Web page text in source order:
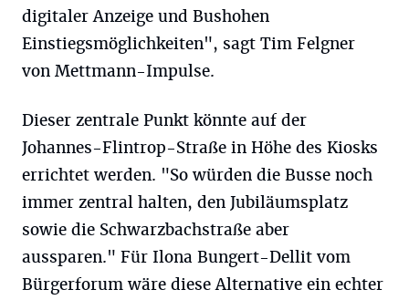
digitaler Anzeige und Bushohen
Einstiegsmöglichkeiten", sagt Tim Felgner
von Mettmann-Impulse.
Dieser zentrale Punkt könnte auf der
Johannes-Flintrop-Straße in Höhe des Kiosks
errichtet werden. "So würden die Busse noch
immer zentral halten, den Jubiläumsplatz
sowie die Schwarzbachstraße aber
aussparen." Für Ilona Bungert-Dellit vom
Bürgerforum wäre diese Alternative ein echter